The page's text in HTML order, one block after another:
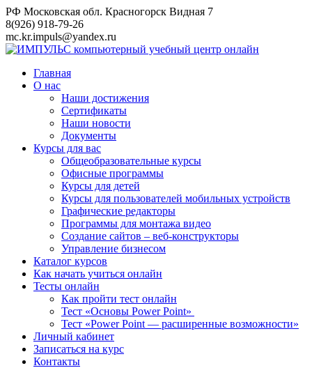
Перейти
к
контенту
РФ Московская обл. Красногорск Видная 7
8(926) 918-79-26
mc.kr.impuls@yandex.ru
Главная
О нас
Наши достижения
Сертификаты
Наши новости
Документы
Курсы для вас
Общеобразовательные курсы
Офисные программы
Курсы для детей
Курсы для пользователей мобильных устройств
Графические редакторы
Программы для монтажа видео
Создание сайтов – веб-конструкторы
Управление бизнесом
Каталог курсов
Как начать учиться онлайн
Тесты онлайн
Как пройти тест онлайн
Тест «Основы Power Point»
Тест «Power Point — расширенные возможности»
Личный кабинет
Записаться на курс
Контакты